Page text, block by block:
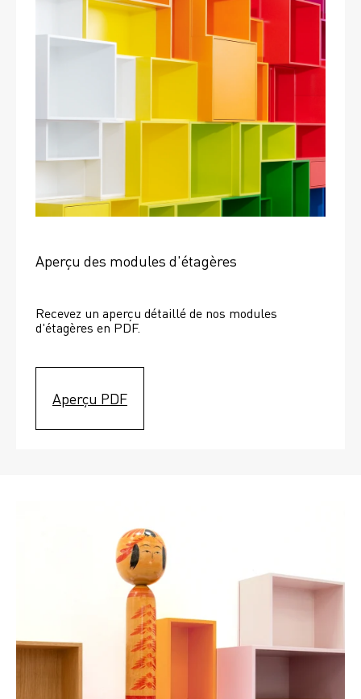
Aperçu des modules d'étagères
Recevez un aperçu détaillé de nos modules
d'étagères en PDF.
Aperçu PDF